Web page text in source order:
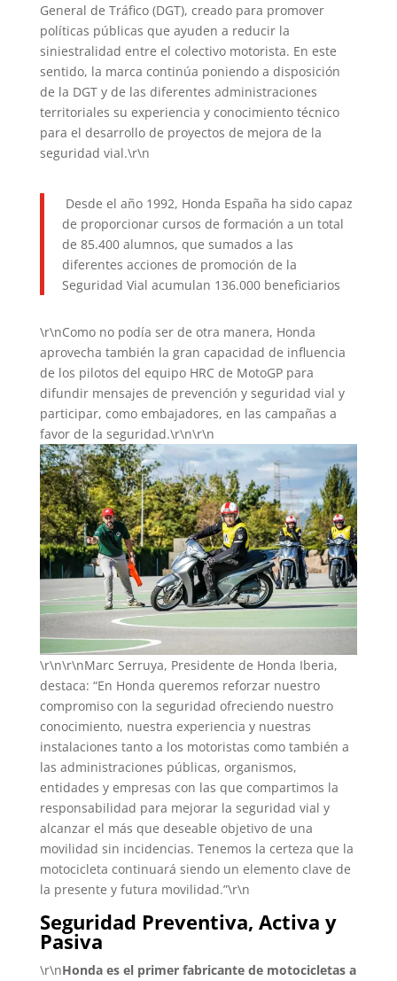
General de Tráfico (DGT), creado para promover
políticas públicas que ayuden a reducir la
siniestralidad entre el colectivo motorista. En este
sentido, la marca continúa poniendo a disposición
de la DGT y de las diferentes administraciones
territoriales su experiencia y conocimiento técnico
para el desarrollo de proyectos de mejora de la
seguridad vial.\r\n
Desde el año 1992, Honda España ha sido capaz
de proporcionar cursos de formación a un total
de 85.400 alumnos, que sumados a las
diferentes acciones de promoción de la
Seguridad Vial acumulan 136.000 beneficiarios
\r\nComo no podía ser de otra manera, Honda
aprovecha también la gran capacidad de influencia
de los pilotos del equipo HRC de MotoGP para
difundir mensajes de prevención y seguridad vial y
participar, como embajadores, en las campañas a
favor de la seguridad.\r\n\r\n
\r\n\r\nMarc Serruya, Presidente de Honda Iberia,
destaca: “En Honda queremos reforzar nuestro
compromiso con la seguridad ofreciendo nuestro
conocimiento, nuestra experiencia y nuestras
instalaciones tanto a los motoristas como también a
las administraciones públicas, organismos,
entidades y empresas con las que compartimos la
responsabilidad para mejorar la seguridad vial y
alcanzar el más que deseable objetivo de una
movilidad sin incidencias. Tenemos la certeza que la
motocicleta continuará siendo un elemento clave de
la presente y futura movilidad.”\r\n
Seguridad Preventiva, Activa y
Pasiva
\r\nHonda es el primer fabricante de motocicletas a